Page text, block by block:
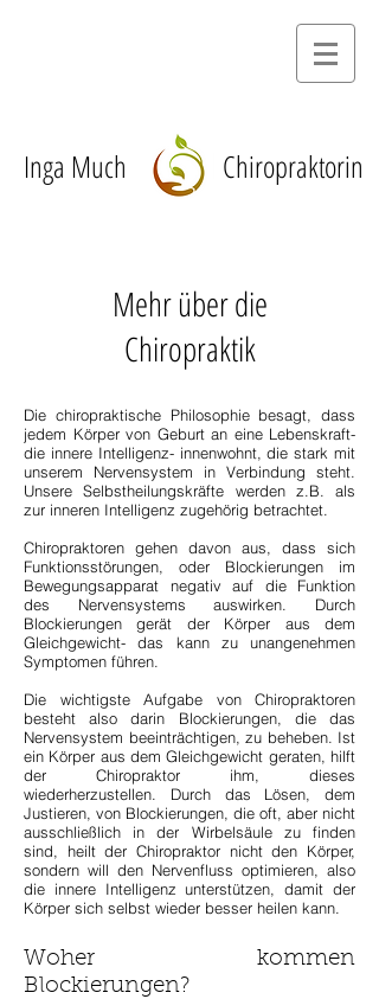
Inga Much Chiropraktorin
Mehr über die
Chiropraktik
Die chiropraktische Philosophie besagt, dass
jedem Körper von Geburt an eine Lebenskraft-
die innere Intelligenz- innenwohnt, die stark mit
unserem Nervensystem in Verbindung steht.
Unsere Selbstheilungskräfte werden z.B. als
zur inneren Intelligenz zugehörig betrachtet.
Chiropraktoren gehen davon aus, dass sich
Funktionsstörungen, oder Blockierungen im
Bewegungsapparat negativ auf die Funktion
des Nervensystems auswirken. Durch
Blockierungen gerät der Körper aus dem
Gleichgewicht- das kann zu unangenehmen
Symptomen führen.
Die wichtigste Aufgabe von Chiropraktoren
besteht also darin Blockierungen, die das
Nervensystem beeinträchtigen, zu beheben. Ist
ein Körper aus dem Gleichgewicht geraten, hilft
der Chiropraktor ihm, dieses
wiederherzustellen. Durch das Lösen, dem
Justieren, von Blockierungen, die oft, aber nicht
ausschließlich in der Wirbelsäule zu finden
sind, heilt der Chiropraktor nicht den Körper,
sondern will den Nervenfluss optimieren, also
die innere Intelligenz unterstützen, damit der
Körper sich selbst wieder besser heilen kann.
Woher kommen
Blockierungen?